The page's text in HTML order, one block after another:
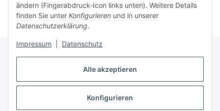
Alle akzeptieren
Konfigurieren
ändern (Fingerabdruck-Icon links unten). Weitere Details
finden Sie unter Konfigurieren und in unserer
Datenschutzerklärung.
Impressum Datenschutz
Bahama Warenvertriebs GmbH